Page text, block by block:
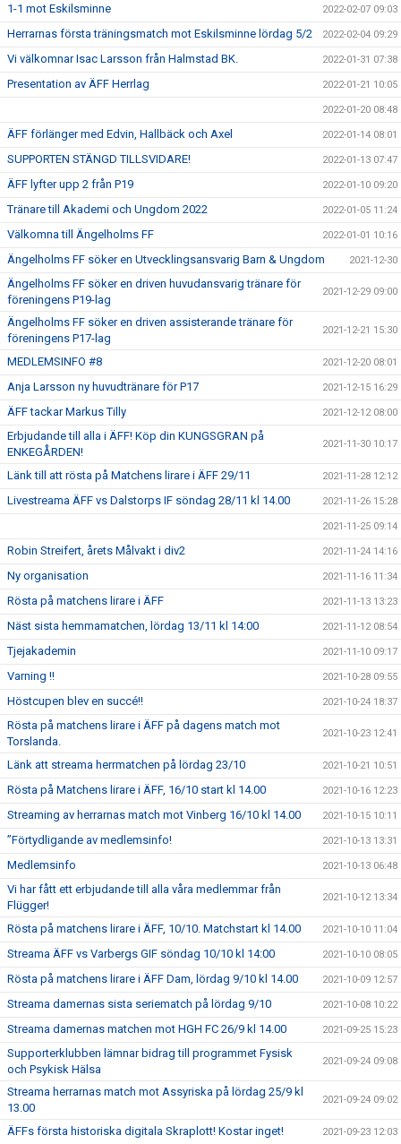
1-1 mot Eskilsminne 2022-02-07 09:03
Herrarnas första träningsmatch mot Eskilsminne lördag 5/2 2022-02-04 09:29
Vi välkomnar Isac Larsson från Halmstad BK. 2022-01-31 07:38
Presentation av ÄFF Herrlag 2022-01-21 10:05
2022-01-20 08:48
ÄFF förlänger med Edvin, Hallbäck och Axel 2022-01-14 08:01
SUPPORTEN STÄNGD TILLSVIDARE! 2022-01-13 07:47
ÄFF lyfter upp 2 från P19 2022-01-10 09:20
Tränare till Akademi och Ungdom 2022 2022-01-05 11:24
Välkomna till Ängelholms FF 2022-01-01 10:16
Ängelholms FF söker en Utvecklingsansvarig Barn & Ungdom 2021-12-30
Ängelholms FF söker en driven huvudansvarig tränare för
föreningens P19-lag
2021-12-29 09:00
Ängelholms FF söker en driven assisterande tränare för
föreningens P17-lag
2021-12-21 15:30
MEDLEMSINFO #8 2021-12-20 08:01
Anja Larsson ny huvudtränare för P17 2021-12-15 16:29
ÄFF tackar Markus Tilly 2021-12-12 08:00
Erbjudande till alla i ÄFF! Köp din KUNGSGRAN på
ENKEGÅRDEN!
2021-11-30 10:17
Länk till att rösta på Matchens lirare i ÄFF 29/11 2021-11-28 12:12
Livestreama ÄFF vs Dalstorps IF söndag 28/11 kl 14.00 2021-11-26 15:28
2021-11-25 09:14
Robin Streifert, årets Målvakt i div2 2021-11-24 14:16
Ny organisation 2021-11-16 11:34
Rösta på matchens lirare i ÄFF 2021-11-13 13:23
Näst sista hemmamatchen, lördag 13/11 kl 14:00 2021-11-12 08:54
Tjejakademin 2021-11-10 09:17
Varning !! 2021-10-28 09:55
Höstcupen blev en succé!! 2021-10-24 18:37
Rösta på matchens lirare i ÄFF på dagens match mot
Torslanda.
2021-10-23 12:41
Länk att streama herrmatchen på lördag 23/10 2021-10-21 10:51
Rösta på Matchens lirare i ÄFF, 16/10 start kl 14.00 2021-10-16 12:23
Streaming av herrarnas match mot Vinberg 16/10 kl 14.00 2021-10-15 10:11
”Förtydligande av medlemsinfo! 2021-10-13 13:31
Medlemsinfo 2021-10-13 06:48
Vi har fått ett erbjudande till alla våra medlemmar från
Flügger!
2021-10-12 13:34
Rösta på matchens lirare i ÄFF, 10/10. Matchstart kl 14.00 2021-10-10 11:04
Streama ÄFF vs Varbergs GIF söndag 10/10 kl 14:00 2021-10-10 08:05
Rösta på matchens lirare i ÄFF Dam, lördag 9/10 kl 14.00 2021-10-09 12:57
Streama damernas sista seriematch på lördag 9/10 2021-10-08 10:22
Streama damernas matchen mot HGH FC 26/9 kl 14.00 2021-09-25 15:23
Supporterklubben lämnar bidrag till programmet Fysisk
och Psykisk Hälsa
2021-09-24 09:08
Streama herrarnas match mot Assyriska på lördag 25/9 kl
13.00
2021-09-24 09:02
ÄFFs första historiska digitala Skraplott! Kostar inget! 2021-09-23 12:03